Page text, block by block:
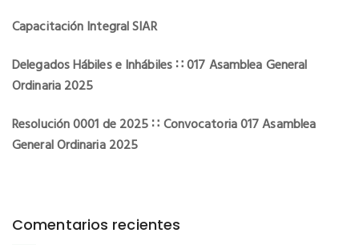
Capacitación Integral SIAR
Delegados Hábiles e Inhábiles ∷ 017 Asamblea General
Ordinaria 2025
Resolución 0001 de 2025 ∷ Convocatoria 017 Asamblea
General Ordinaria 2025
Comentarios recientes